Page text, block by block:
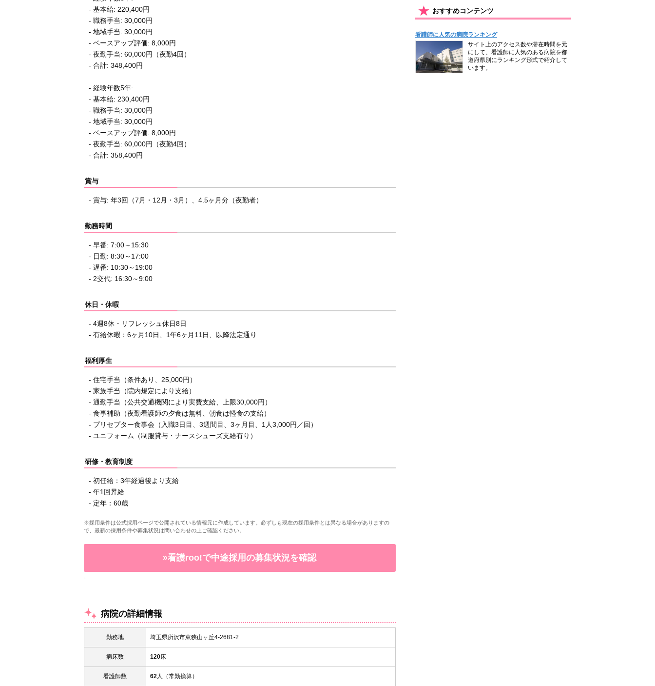
- 基本給: 220,400円
- 職務手当: 30,000円
- 地域手当: 30,000円
- ベースアップ評価: 8,000円
- 夜勤手当: 60,000円（夜勤4回）
- 合計: 348,400円
- 経験年数5年:
- 基本給: 230,400円
- 職務手当: 30,000円
- 地域手当: 30,000円
- ベースアップ評価: 8,000円
- 夜勤手当: 60,000円（夜勤4回）
- 合計: 358,400円
賞与
- 賞与: 年3回（7月・12月・3月）、4.5ヶ月分（夜勤者）
勤務時間
- 早番: 7:00～15:30
- 日勤: 8:30～17:00
- 遅番: 10:30～19:00
- 2交代: 16:30～9:00
休日・休暇
- 4週8休・リフレッシュ休日8日
- 有給休暇：6ヶ月10日、1年6ヶ月11日、以降法定通り
福利厚生
- 住宅手当（条件あり、25,000円）
- 家族手当（院内規定により支給）
- 通勤手当（公共交通機関により実費支給、上限30,000円）
- 食事補助（夜勤看護師の夕食は無料、朝食は軽食の支給）
- プリセプター食事会（入職3日目、3週間目、3ヶ月目、1人3,000円／回）
- ユニフォーム（制服貸与・ナースシューズ支給有り）
研修・教育制度
- 初任給：3年経過後より支給
- 年1回昇給
- 定年：60歳
※採用条件は公式採用ページで公開されている情報元に作成しています。必ずしも現在の採用条件とは異なる場合がありますの
で、最新の採用条件や募集状況は問い合わせの上ご確認ください。
»看護roo!で中途採用の募集状況を確認
病院の詳細情報
勤務地 埼玉県所沢市東狭山ヶ丘4-2681-2
病床数 120床
看護師数 62人（常勤換算）
おすすめコンテンツ
看護師に人気の病院ランキング
サイト上のアクセス数や滞在時間を元
にして、看護師に人気のある病院を都
道府県別にランキング形式で紹介して
います。